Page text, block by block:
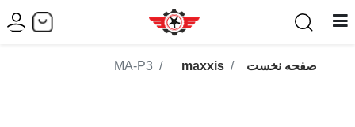
صفحه نخست maxxis
MA-P3